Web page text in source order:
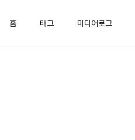
홈 태그 미디어로그